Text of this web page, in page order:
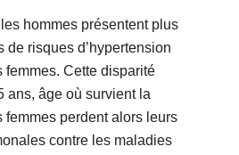
hommes présentent plus
de risques d’hypertension
femmes. Cette disparité
ans, âge où survient la
femmes perdent alors leurs
contre les maladies